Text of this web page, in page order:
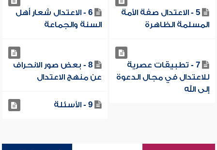
5 - الاعتدال صفة الأمة
المسلمة الظاهرة
6 - الاعتدال شعار أهل
السنة والجماعة
7 - تطبيقات عصرية
للاعتدال في مجال الدعوة
إلى الله
8 - بعض صور الانحراف
عن منهج الاعتدال
9 - الأسئلة